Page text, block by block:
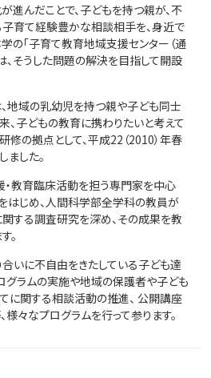
進んだことで、子どもを持つ親が、不
育て経験豊かな相談相手を、身近で
学の「子育て教育地域支援センター（通
、そうした問題の解決を目指して開設
地域の乳幼児を持つ親や子ども同士
、子どもの教育に携わりたいと考えて
修の拠点として、平成22（2010）年春
した。
・教育臨床活動を担う専門家を中心
はじめ、人間科学部全学科の教員が
関する調査研究を深め、その成果を教
。
いに不自由をきたしている子ども達
グラムの実施や地域の保護者や子ども
に関する相談活動の推進、 公開講座
々なプログラムを行って参ります。